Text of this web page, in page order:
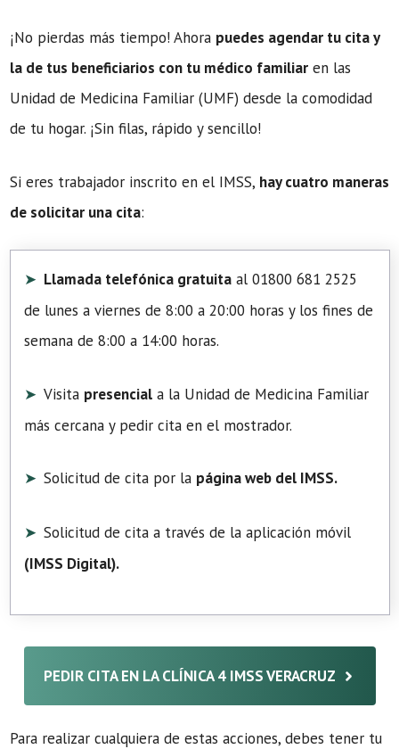
¡No pierdas más tiempo! Ahora puedes agendar tu cita y
la de tus beneficiarios con tu médico familiar en las
Unidad de Medicina Familiar (UMF) desde la comodidad
de tu hogar. ¡Sin filas, rápido y sencillo!
Si eres trabajador inscrito en el IMSS, hay cuatro maneras
de solicitar una cita:
Llamada telefónica gratuita al 01800 681 2525
de lunes a viernes de 8:00 a 20:00 horas y los fines de
semana de 8:00 a 14:00 horas.
Visita presencial a la Unidad de Medicina Familiar
más cercana y pedir cita en el mostrador.
Solicitud de cita por la página web del IMSS.
Solicitud de cita a través de la aplicación móvil
(IMSS Digital).
PEDIR CITA EN LA CLÍNICA 4 IMSS VERACRUZ
Para realizar cualquiera de estas acciones, debes tener tu